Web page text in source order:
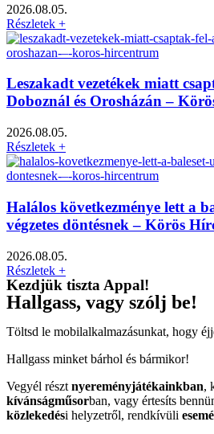
2026.08.05.
Részletek +
Leszakadt vezetékek miatt
Doboznál és Orosházán –
2026.08.05.
Részletek +
Halálos következménye lett a
végzetes döntésnek – Körös
2026.08.05.
Részletek +
Kezdjük tiszta Appal!
Hallgass, vagy szólj be!
Töltsd le mobilalkalmazásunkat, hogy
Hallgass minket bárhol és bármikor!
Vegyél részt nyereményjátékainkban,
kívánságműsorban, vagy értesíts
közlekedési helyzetről, rendkívüli